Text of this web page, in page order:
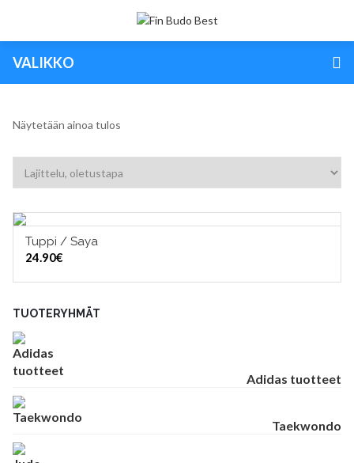
VALIKKO
Näytetään ainoa tulos
Tuppi / Saya
24.90€
TUOTERYHMÄT
Adidas tuotteet
Taekwondo